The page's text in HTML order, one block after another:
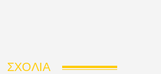
ΣΧΌΛΙΑ